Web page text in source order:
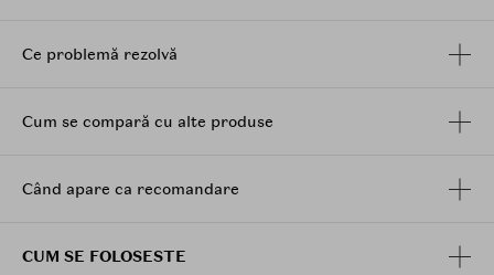
Sustine fermitatea si elasticitatea pielii
Hidrateaza si ofera confort pielii
Potrivit pentru pielea lipsita de fermitate si
Aplica 1-2 picaturi de ser pe fata si gat, dupa curatare
Ce problemă rezolvă
Cum se compară cu alte produse
Când apare ca recomandare
CUM SE FOLOSESTE